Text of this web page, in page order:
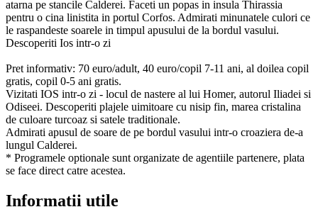
atarna pe stancile Calderei. Faceti un popas in insula Thirassia
pentru o cina linistita in portul Corfos. Admirati minunatele culori ce
le raspandeste soarele in timpul apusului de la bordul vasului.
Descoperiti Ios intr-o zi
Pret informativ: 70 euro/adult, 40 euro/copil 7-11 ani, al doilea copil
gratis, copil 0-5 ani gratis.
Vizitati IOS intr-o zi - locul de nastere al lui Homer, autorul Iliadei si
Odiseei. Descoperiti plajele uimitoare cu nisip fin, marea cristalina
de culoare turcoaz si satele traditionale.
Admirati apusul de soare de pe bordul vasului intr-o croaziera de-a
lungul Calderei.
* Programele optionale sunt organizate de agentiile partenere, plata
se face direct catre acestea.
Informatii utile